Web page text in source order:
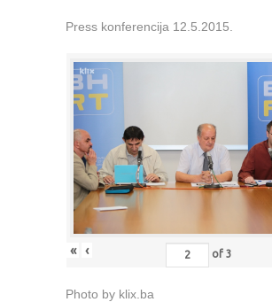
Press konferencija 12.5.2015.
« ‹ of 3
Photo by klix.ba